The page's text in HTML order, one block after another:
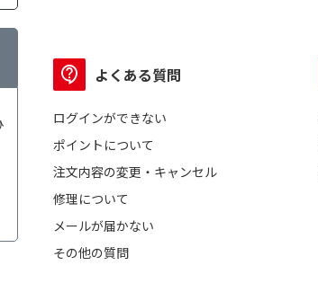
よくある質問
ログインができない
ポイントについて
注文内容の変更・キャンセル
修理について
メールが届かない
その他の質問